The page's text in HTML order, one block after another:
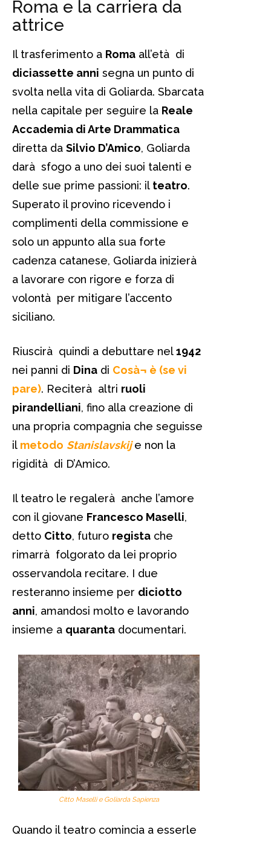
Roma e la carriera da
attrice
Il trasferimento a Roma all’età di
diciassette anni segna un punto di
svolta nella vita di Goliarda. Sbarcata
nella capitale per seguire la Reale
Accademia di Arte Drammatica
diretta da Silvio D’Amico, Goliarda
darà sfogo a uno dei suoi talenti e
delle sue prime passioni: il teatro.
Superato il provino ricevendo i
complimenti della commissione e
solo un appunto alla sua forte
cadenza catanese, Goliarda inizierà
a lavorare con rigore e forza di
volontà per mitigare l’accento
siciliano.
Riuscirà quindi a debuttare nel1942
nei panni di Dina di Cosà¬ è (se vi
pare). Reciterà altri ruoli
pirandelliani, fino alla creazione di
una propria compagnia che seguisse
il metodo Stanislavskije non la
rigidità di D’Amico.
Il teatro le regalerà anche l’amore
con il giovane Francesco Maselli,
detto Citto, futuro regista che
rimarrà folgorato da lei proprio
osservandola recitare. I due
resteranno insieme per diciotto
anni, amandosi molto e lavorando
insieme a quaranta documentari.
Citto Maselli e Goliarda Sapienza
Quando il teatro comincia a esserle